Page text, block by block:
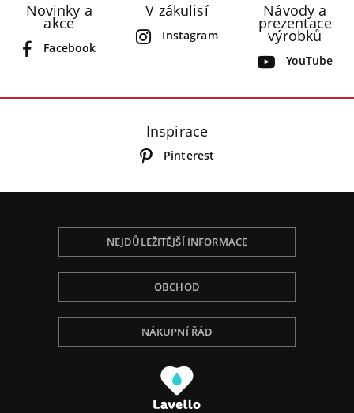
Novinky a
akce
Facebook
V zákulisí
Instagram
Návody a
prezentace
výrobků
YouTube
Inspirace
Pinterest
NEJDŮLEŽITĚJŠÍ INFORMACE
OBCHOD
NÁKUPNÍ ŘÁD
Používáme Cookies, abychom Vám poskytli tu
nejlepší zkušenost při procházení, přizpůsobili
obsah na stránce, analyzovali návštěvnost a ukázali
Vám relevantní reklamu. Pro více informací navštivte
naší Politiku ochrany osobních údajů.